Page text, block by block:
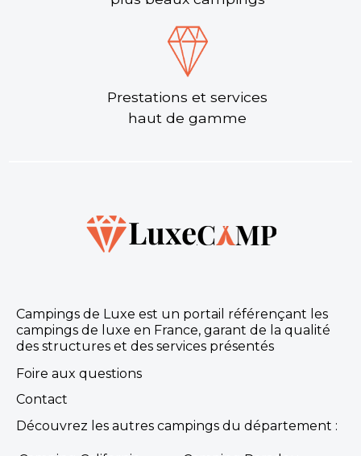
Prestations et services
haut de gamme
Campings de Luxe est un portail référençant les
campings de luxe en France, garant de la qualité
des structures et des services présentés
Foire aux questions
Contact
Découvrez les autres campings du département :